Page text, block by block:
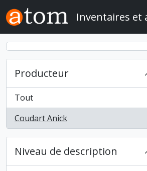
Skip to main content
Inventaires et
Producteur
Tout
Coudart Anick
, 1 résultats
Niveau de description